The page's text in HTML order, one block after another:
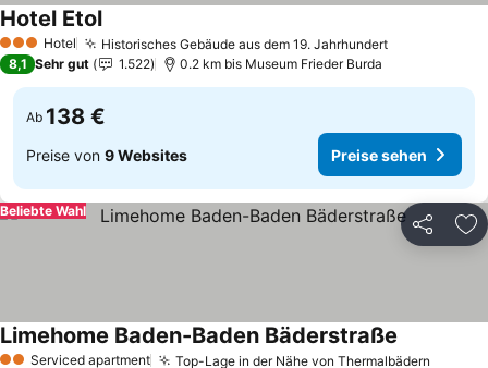
3 SterneHotel Historisches Gebäude aus dem 19. JahrhundertPreise
Hotel EtolPreise sehen
8,1 Sehr gut 1.522 0.2 km bis Museum Frieder Burda
Ab 138 €
Preise von 9 Websites Preise sehen
Teilen
Beliebte Wahl
Serviced apartment Top-Lage in der Nähe von Thermalbädern
Limehome Baden-Baden Bäderstraße